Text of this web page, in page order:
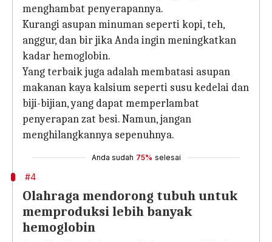
menghambat penyerapannya.
Kurangi asupan minuman seperti kopi, teh,
anggur, dan bir jika Anda ingin meningkatkan
kadar hemoglobin.
Yang terbaik juga adalah membatasi asupan
makanan kaya kalsium seperti susu kedelai dan
biji-bijian, yang dapat memperlambat
penyerapan zat besi. Namun, jangan
menghilangkannya sepenuhnya.
Anda sudah 75% selesai
#4
Olahraga mendorong tubuh untuk
memproduksi lebih banyak
hemoglobin